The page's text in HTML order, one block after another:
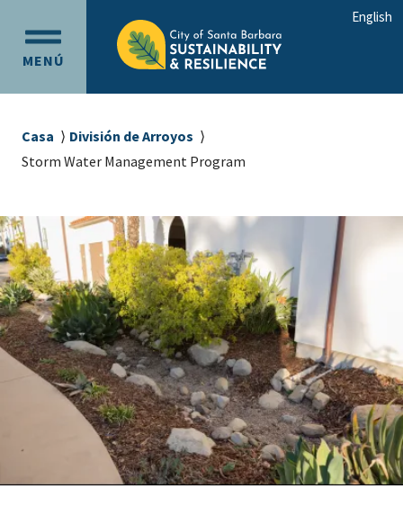
contenido
principal
navegación
English
MENÚ
OPEN
MENU
Sobrescribir
enlaces
ayuda
a
la
navegación
Casa
División de Arroyos
Storm Water Management Program